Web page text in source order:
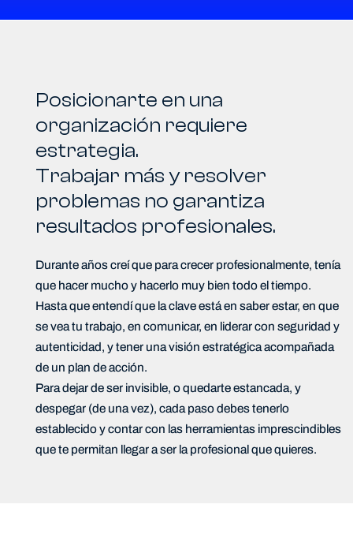
Posicionarte en una
organización requiere
estrategia.
Trabajar más y resolver
problemas no garantiza
resultados profesionales.
Durante años creí que para crecer profesionalmente, tenía
que hacer mucho y hacerlo muy bien todo el tiempo.
Hasta que entendí que la clave está en saber estar, en que
se vea tu trabajo, en comunicar, en liderar con seguridad y
autenticidad, y tener una visión estratégica acompañada
de un plan de acción.
Para dejar de ser invisible, o quedarte estancada, y
despegar (de una vez), cada paso debes tenerlo
establecido y contar con las herramientas imprescindibles
que te permitan llegar a ser la profesional que quieres.